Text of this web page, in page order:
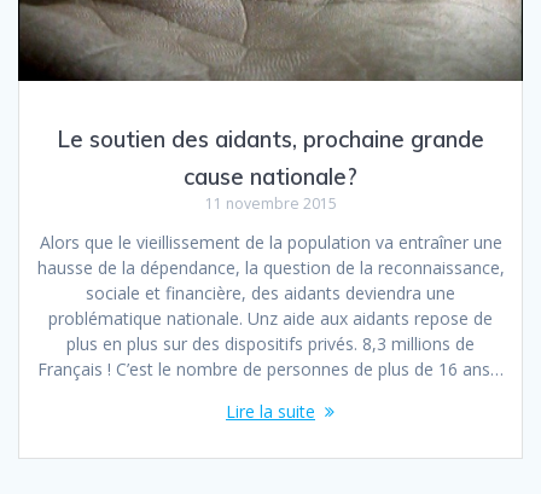
Le soutien des aidants, prochaine grande
cause nationale?
11 novembre 2015
Alors que le vieillissement de la population va entraîner une
hausse de la dépendance, la question de la reconnaissance,
sociale et financière, des aidants deviendra une
problématique nationale. Unz aide aux aidants repose de
plus en plus sur des dispositifs privés. 8,3 millions de
Français ! C’est le nombre de personnes de plus de 16 ans…
Lire la suite